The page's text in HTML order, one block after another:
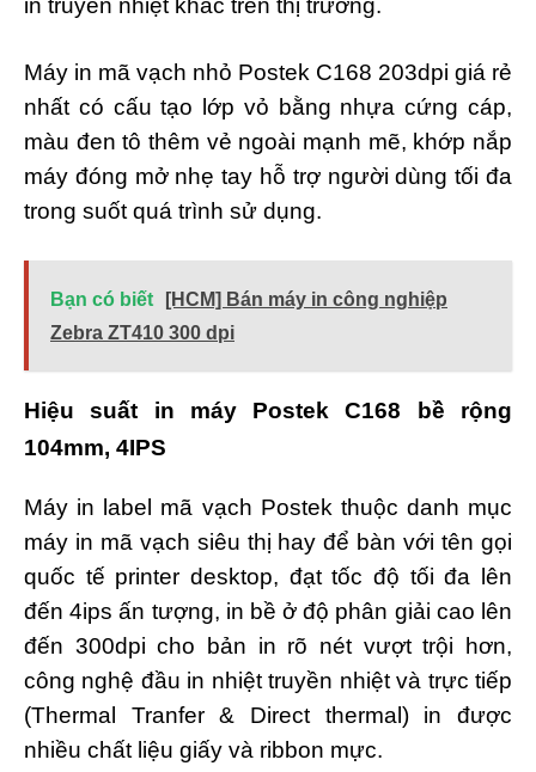
in truyền nhiệt khác trên thị trường.
Máy in mã vạch nhỏ Postek C168 203dpi giá rẻ
nhất có cấu tạo lớp vỏ bằng nhựa cứng cáp,
màu đen tô thêm vẻ ngoài mạnh mẽ, khớp nắp
máy đóng mở nhẹ tay hỗ trợ người dùng tối đa
trong suốt quá trình sử dụng.
Bạn có biết
[HCM] Bán máy in công nghiệp
Zebra ZT410 300 dpi
Hiệu suất in máy Postek C168 bề rộng
104mm, 4IPS
Máy in label mã vạch Postek thuộc danh mục
máy in mã vạch siêu thị hay để bàn với tên gọi
quốc tế printer desktop, đạt tốc độ tối đa lên
đến 4ips ấn tượng, in bề ở độ phân giải cao lên
đến 300dpi cho bản in rõ nét vượt trội hơn,
công nghệ đầu in nhiệt truyền nhiệt và trực tiếp
(Thermal Tranfer & Direct thermal) in được
nhiều chất liệu giấy và ribbon mực.